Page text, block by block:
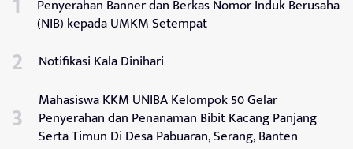
Penyerahan Banner dan Berkas Nomor Induk Berusaha
(NIB) kepada UMKM Setempat
Notifikasi Kala Dinihari
Mahasiswa KKM UNIBA Kelompok 50 Gelar
Penyerahan dan Penanaman Bibit Kacang Panjang
Serta Timun Di Desa Pabuaran, Serang, Banten